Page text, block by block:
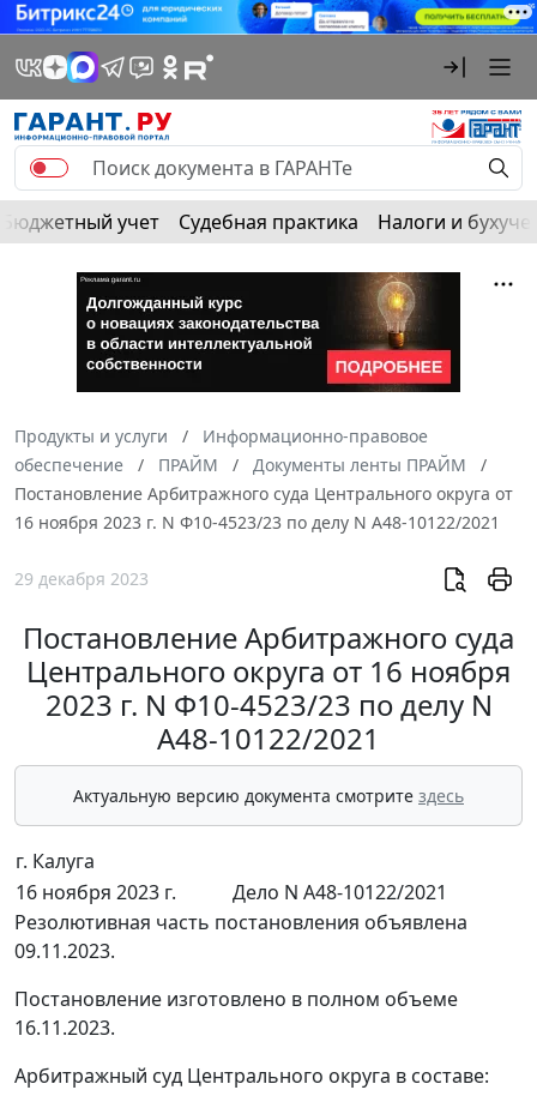
Бюджетный учет Судебная практика Налоги и
Продукты и услуги
Информационно-правовое
обеспечение
ПРАЙМ
Документы ленты ПРАЙМ
Постановление Арбитражного суда Центрального округа от
16 ноября 2023 г. N Ф10-4523/23 по делу N А48-10122/2021
29 декабря 2023
Постановление Арбитражного суда
Центрального округа от 16 ноября
2023 г. N Ф10-4523/23 по делу N
А48-10122/2021
Актуальную версию документа смотрите здесь
г. Калуга
16 ноября 2023 г.
Дело N А48-10122/2021
Резолютивная часть постановления объявлена
09.11.2023.
Постановление изготовлено в полном объеме
16.11.2023.
Арбитражный суд Центрального округа в составе: